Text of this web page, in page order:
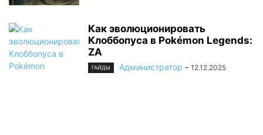
Как эволюционировать
Клоббопуса в Pokémon Legends:
ZA
ГАЙДЫ Администратор - 12.12.2025